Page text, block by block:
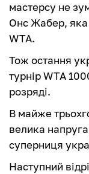
мастерсу не
Онс Жабер, яка
WTA.
Тож остання
турнір WTA
розряді.
В майже
велика
суперниця
Наступний